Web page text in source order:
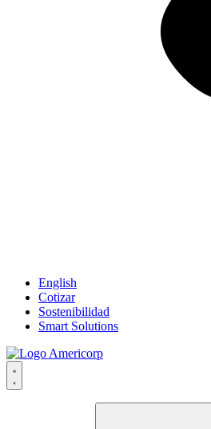
English
Cotizar
Sostenibilidad
Smart Solutions